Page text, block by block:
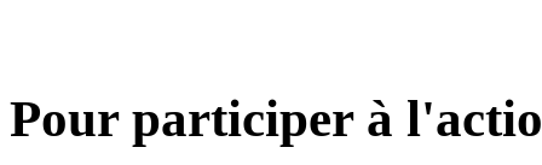
Pour participer à